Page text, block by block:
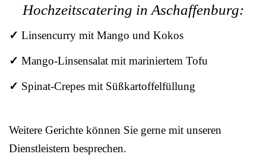
Hochzeitscatering in Aschaffenburg:
✓ Linsencurry mit Mango und Kokos
✓ Mango-Linsensalat mit mariniertem Tofu
✓ Spinat-Crepes mit Süßkartoffelfüllung
Weitere Gerichte können Sie gerne mit unseren
Dienstleistern besprechen.